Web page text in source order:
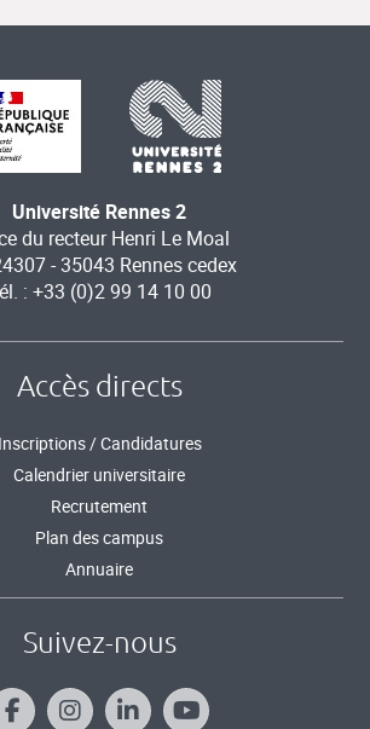
Université Rennes 2
du recteur Henri Le Moal
- 35043 Rennes cedex
: +33 (0)2 99 14 10 00
Accès directs
Inscriptions / Candidatures
Calendrier universitaire
Recrutement
Plan des campus
Annuaire
Suivez-nous